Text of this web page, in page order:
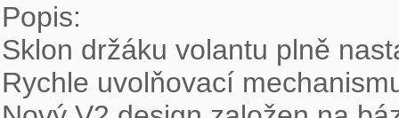
Popis:
Sklon držáku volantu plně
Rychle uvolňovací